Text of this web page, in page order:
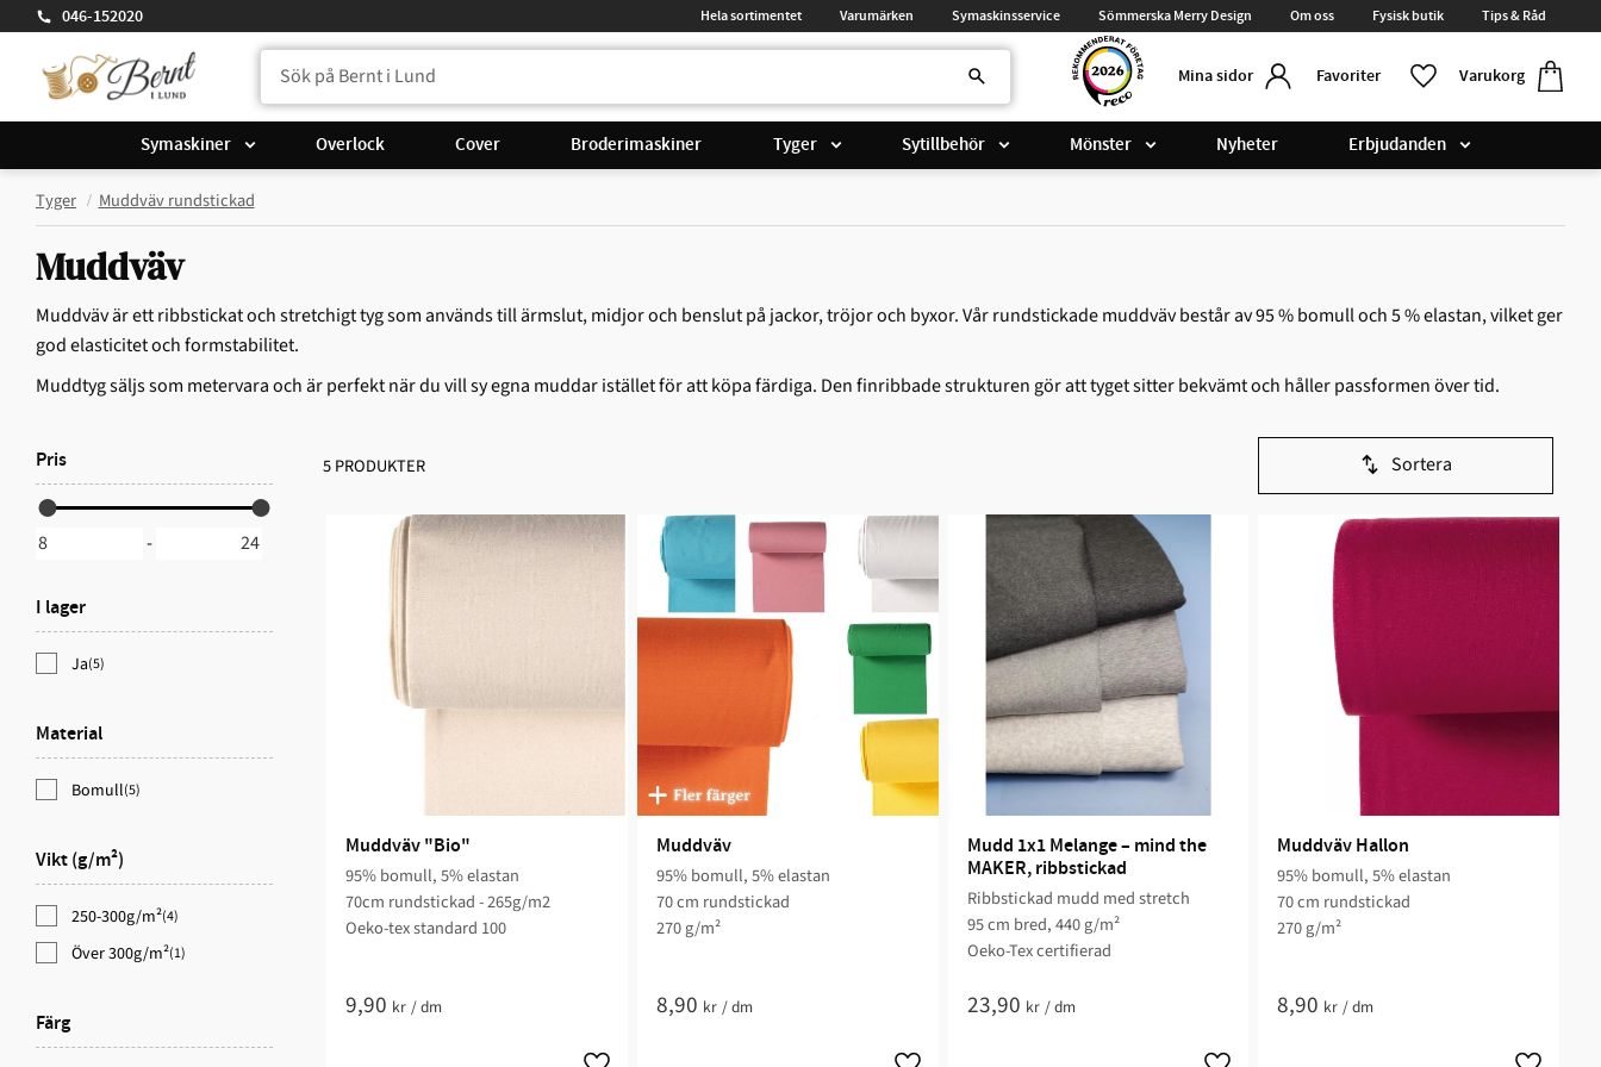
046-152020 Hela sortimentet Varumärken Symaskinsservice Sömmerska Merry Design Om oss Fysisk butik Tips & Råd
Mina sidor Favoriter Varukorg
Favoriter
Symaskiner Overlock Cover Broderimaskiner Tyger Sytillbehör Mönster Nyheter Erbjudanden
Tyger Muddväv rundstickad
Muddväv
Muddväv är ett ribbstickat och stretchigt tyg som används till ärmslut, midjor och benslut på jackor, tröjor och byxor. Vår rundstickade muddväv består av 95 % bomull och 5 % elastan, vilket ger
god elasticitet och formstabilitet.
Muddtyg säljs som metervara och är perfekt när du vill sy egna muddar istället för att köpa färdiga. Den finribbade strukturen gör att tyget sitter bekvämt och håller passformen över tid.
Pris
-
I lager
Ja(5)
Material
Bomull(5)
Vikt (g/m²)
250-300g/m²(4)
Över 300g/m²(1)
Färg
5 PRODUKTER Sortera
Muddväv "Bio"
95% bomull, 5% elastan
70cm rundstickad - 265g/m2
Oeko-tex standard 100
9,90 kr /dm
Muddväv
95% bomull, 5% elastan
70 cm rundstickad
270 g/m²
8,90 kr /dm
Mudd 1x1 Melange – mind the
MAKER, ribbstickad
Ribbstickad mudd med stretch
95 cm bred, 440 g/m²
Oeko-Tex certifierad
23,90 kr /dm
Muddväv Hallon
95% bomull, 5% elastan
70 cm rundstickad
270 g/m²
8,90 kr /dm